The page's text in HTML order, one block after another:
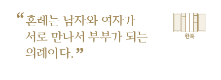
“혼례는 남자와 여자가
서로 만나서 부부가 되는
의례이다. ”
한복